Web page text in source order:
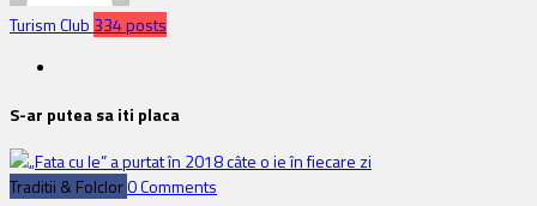
Turism Club 334 posts
S-ar putea sa iti placa
Traditii & Folclor0 Comments